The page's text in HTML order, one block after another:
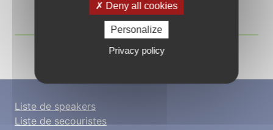
Voir plus d'articles
Liste de speakers
Liste de secouristes
Deny all cookies
Personalize
Privacy policy